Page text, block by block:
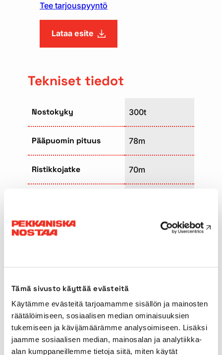
Tämä sivusto käyttää evästeitä
Käytämme evästeitä tarjoamamme sisällön ja mainosten
räätälöimiseen, sosiaalisen median ominaisuuksien
tukemiseen ja kävijämäärämme analysoimiseen. Lisäksi
jaamme sosiaalisen median, mainosalan ja analytiikka-
alan kumppaneillemme tietoja siitä, miten käytät
Tee tarjouspyyntö
Lataa esite
Tekniset tiedot
Nostokyky 300t
Pääpuomin pituus 78m
Ristikkojatke 70m
Ajopituus
Maksimi vastapaino
Pääpuomin tyyppi Teleskooppi
Ajonopeus 80km/h